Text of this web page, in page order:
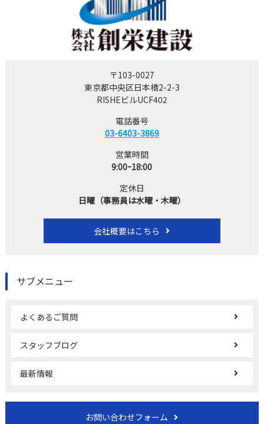
〒103-0027
東京都中央区日本橋2-2-3
RISHEビルUCF402
電話番号
03-6403-3869
営業時間
9:00ｰ18:00
定休日
日曜（事務員は水曜・木曜）
会社概要はこちら
サブメニュー
よくあるご質問
スタッフブログ
最新情報
お問い合わせフォーム